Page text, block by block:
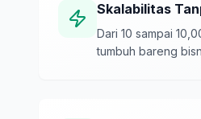
Skalabilitas
Dari 10 sampai
tumbuh bareng